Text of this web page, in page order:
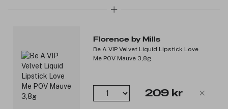
Florence by Mills
Be A VIP Velvet Liquid Lipstick Love
Me POV Mauve 3,8g
209 kr